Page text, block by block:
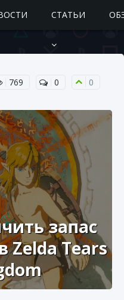
СТАТЬИ
769 0 0
запас
Zelda Tears